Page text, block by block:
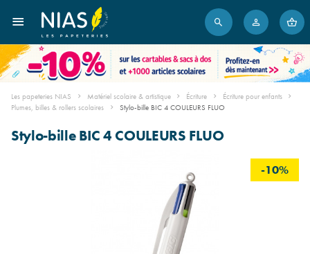
Les papeteries NIAS Matériel scolaire & artistique Écriture
Écriture pour enfants
Plumes, billes & rollers scolaires
Stylo-bille BIC 4 COULEURS FLUO
Stylo-bille BIC 4 COULEURS FLUO
-10%